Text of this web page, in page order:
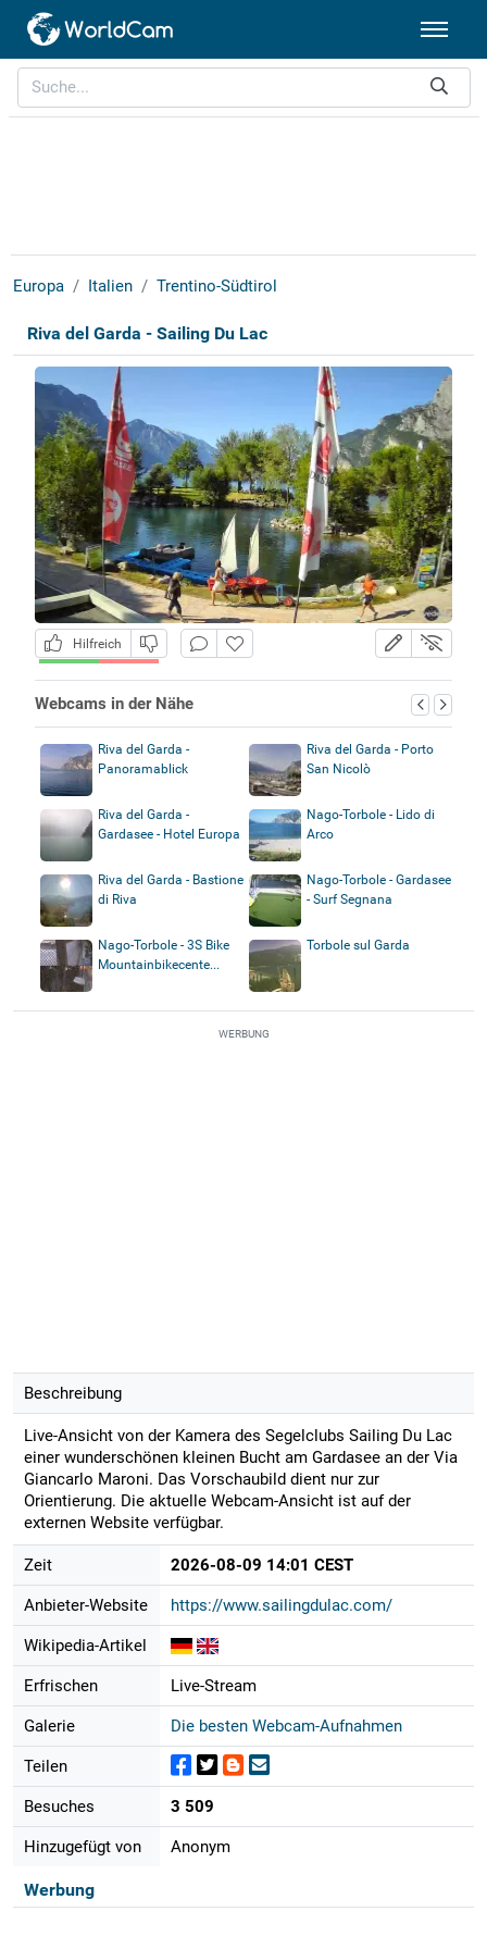
Europa Italien Trentino-Südtirol
Riva del Garda - Sailing Du Lac
Hilfreich
Webcams in der Nähe
Riva del Garda -
Panoramablick
Riva del Garda - Porto
San Nicolò
Riva del Garda -
Gardasee - Hotel Europa
Nago-Torbole - Lido di
Arco
Riva del Garda - Bastione
di Riva
Nago-Torbole - Gardasee
- Surf Segnana
Nago-Torbole - 3S Bike
Mountainbikecente...
Torbole sul Garda
WERBUNG
Beschreibung
Live-Ansicht von der Kamera des Segelclubs Sailing Du Lac
einer wunderschönen kleinen Bucht am Gardasee an der Via
Giancarlo Maroni. Das Vorschaubild dient nur zur
Orientierung. Die aktuelle Webcam-Ansicht ist auf der
externen Website verfügbar.
Zeit 2026-08-09 14:01 CEST
Anbieter-Website https://www.sailingdulac.com/
Wikipedia-Artikel
Erfrischen Live-Stream
Galerie Die besten Webcam-Aufnahmen
Teilen
Besuches 3 509
Hinzugefügt von Anonym
Werbung